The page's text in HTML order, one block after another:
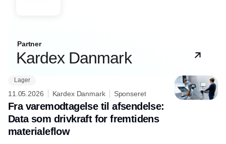
Partner
Kardex Danmark
Lager
11.05.2026 Kardex Danmark Sponseret
Fra varemodtagelse til afsendelse:
Data som drivkraft for fremtidens
materialeflow